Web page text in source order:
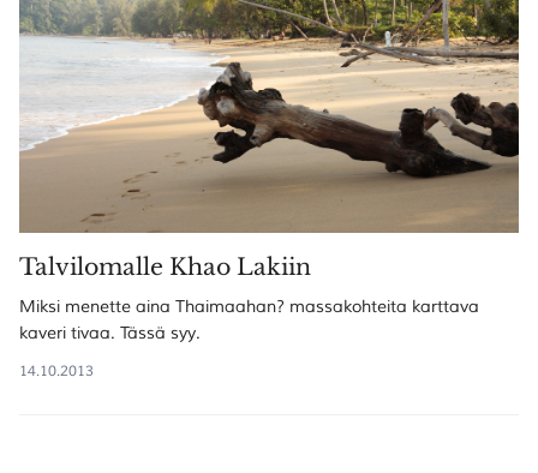
Talvilomalle Khao Lakiin
Miksi menette aina Thaimaahan? massakohteita karttava
kaveri tivaa. Tässä syy.
14.10.2013